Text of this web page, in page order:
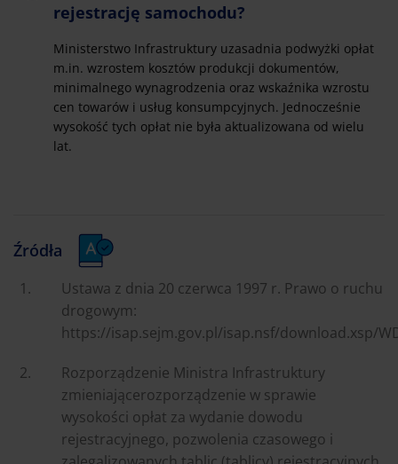
rejestrację samochodu?
Ministerstwo Infrastruktury uzasadnia podwyżki opłat
m.in. wzrostem kosztów produkcji dokumentów,
minimalnego wynagrodzenia oraz wskaźnika wzrostu
cen towarów i usług konsumpcyjnych. Jednocześnie
wysokość tych opłat nie była aktualizowana od wielu
lat.
Źródła
Ustawa z dnia 20 czerwca 1997 r. Prawo o ruchu
drogowym:
https://isap.sejm.gov.pl/isap.nsf/download.xsp/
Rozporządzenie Ministra Infrastruktury
zmieniającerozporządzenie w sprawie
wysokości opłat za wydanie dowodu
rejestracyjnego, pozwolenia czasowego i